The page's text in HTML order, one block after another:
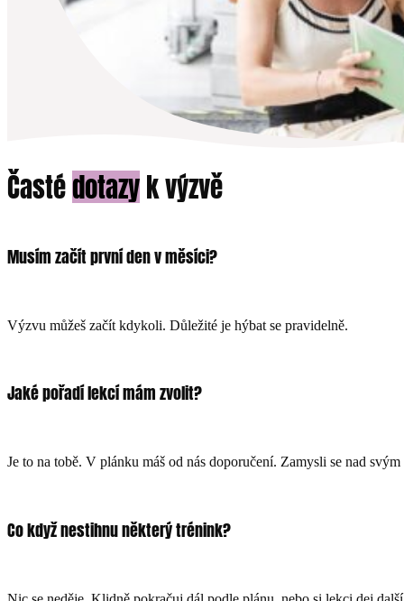
Častédotazyk výzvě
Musím začít první den v měsíci?
Výzvu můžeš začít kdykoli. Důležité je hýbat se pravidelně.
Jaké pořadí lekcí mám zvolit?
Je to na tobě. V plánku máš od nás doporučení. Zamysli se nad
Co když nestihnu některý trénink?